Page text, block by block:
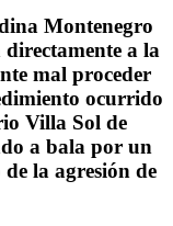
Montenegro
a la
mal proceder
ocurrido
Villa Sol de
a bala por un
la agresión de